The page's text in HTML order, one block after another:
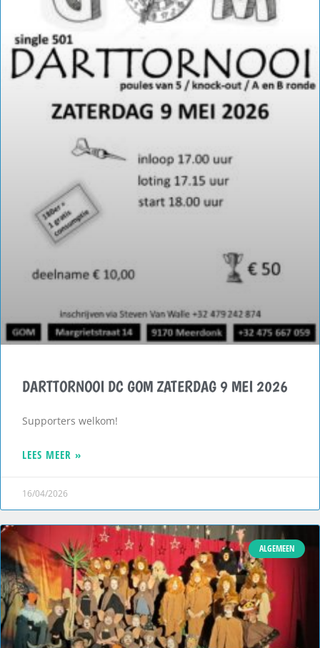
DARTTORNOOI DC GOM ZATERDAG 9 MEI 2026
Supporters welkom!
LEES MEER »
16/04/2026
ALGEMEEN